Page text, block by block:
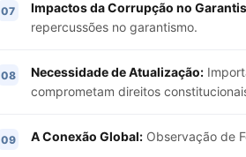
Impactos da Corrupção no
repercussões no garantismo.
Necessidade de Atualização:
comprometam direitos
A Conexão Global: Observação de